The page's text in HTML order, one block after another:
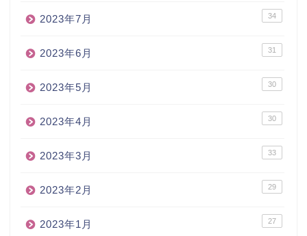
2023年7月 34
2023年6月 31
2023年5月 30
2023年4月 30
2023年3月 33
2023年2月 29
2023年1月 27